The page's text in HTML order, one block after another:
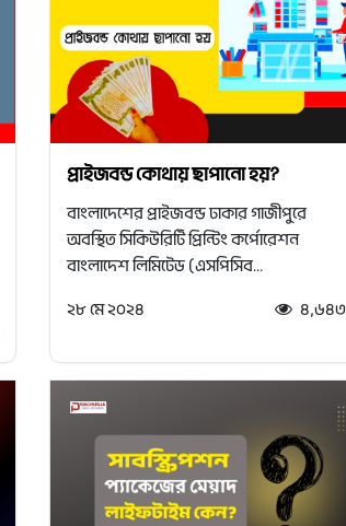
প্রাইজবন্ড কোথায় ছাপানো হয়?
বাংলাদেশের প্রাইজবন্ড ঢাকার গাজীপুরে
অবস্থিত সিকিউরিটি প্রিন্টিং কর্পোরেশন
বাংলাদেশ লিমিটেড (এসপিসিব...
২৮ মে ২০২৪
৪,৬৪৩